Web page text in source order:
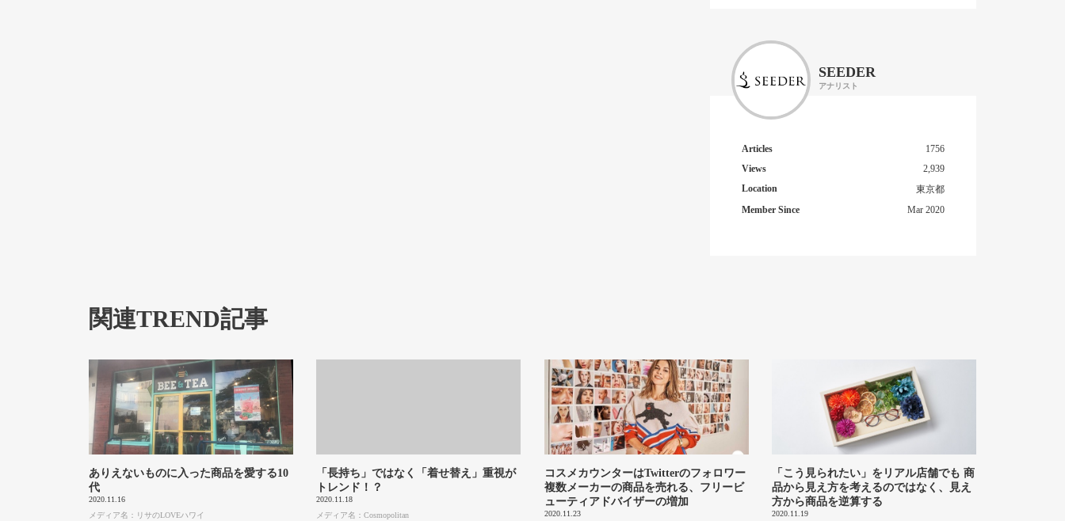
SEEDER
アナリスト
Articles
1756
Views
2,939
Location
東京都
Member Since
Mar 2020
関連TREND記事
ありえないものに入った商品を愛する10
代
2020.11.16
メディア名：リサのLOVEハワイ
「長持ち」ではなく「着せ替え」重視が
トレンド！？
2020.11.18
メディア名：Cosmopolitan
コスメカウンターはTwitterのフォロワー
複数メーカーの商品を売れる、フリービ
ューティアドバイザーの増加
2020.11.23
「こう見られたい」をリアル店舗でも 商
品から見え方を考えるのではなく、見え
方から商品を逆算する
2020.11.19